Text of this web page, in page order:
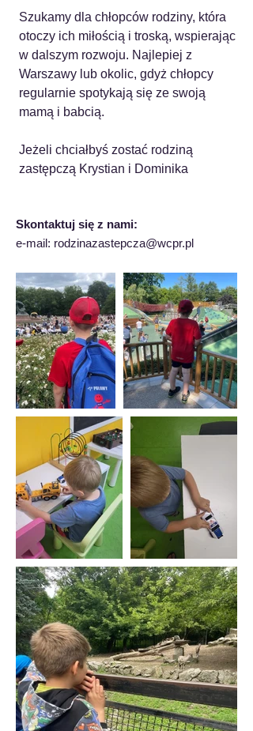
Szukamy dla chłopców rodziny, która
otoczy ich miłością i troską, wspierając
w dalszym rozwoju. Najlepiej z
Warszawy lub okolic, gdyż chłopcy
regularnie spotykają się ze swoją
mamą i babcią.
Jeżeli chciałbyś zostać rodziną
zastępczą Krystian i Dominika
Skontaktuj się z nami:
e-mail: rodzinazastepcza@wcpr.pl